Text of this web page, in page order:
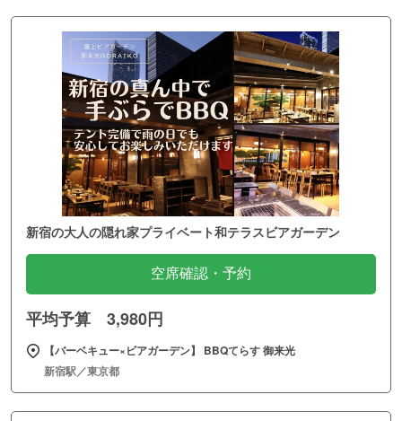
新宿の大人の隠れ家プライベート和テラスビアガーデン
空席確認・予約
平均予算 3,980円
【バーベキュー×ビアガーデン】 BBQてらす 御来光
新宿駅／東京都